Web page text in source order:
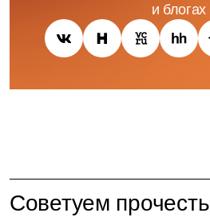
и блогах
Советуем прочесть